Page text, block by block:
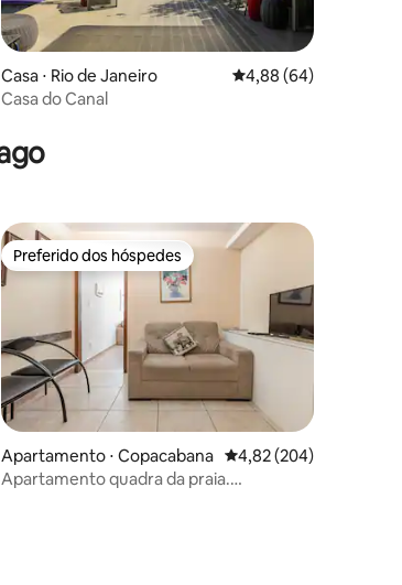
média de 5, 113 avaliações
Casa ⋅ Rio de Janeiro 4,88 de uma
4,88 (64)
Casa do Canal
Preferido dos hóspedes
Preferido dos hóspedes
Apartamento ⋅ Copacabana 4,82 de uma avaliação
4,82 (204)
Apartamento quadra da praia.